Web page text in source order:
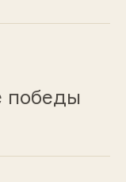
победы